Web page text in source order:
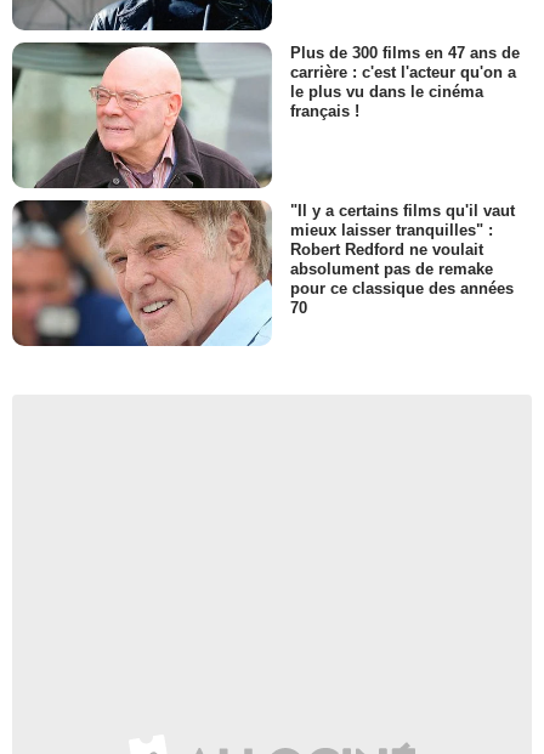
Plus de 300 films en 47 ans de
carrière : c'est l'acteur qu'on a
le plus vu dans le cinéma
français !
"Il y a certains films qu'il vaut
mieux laisser tranquilles" :
Robert Redford ne voulait
absolument pas de remake
pour ce classique des années
70